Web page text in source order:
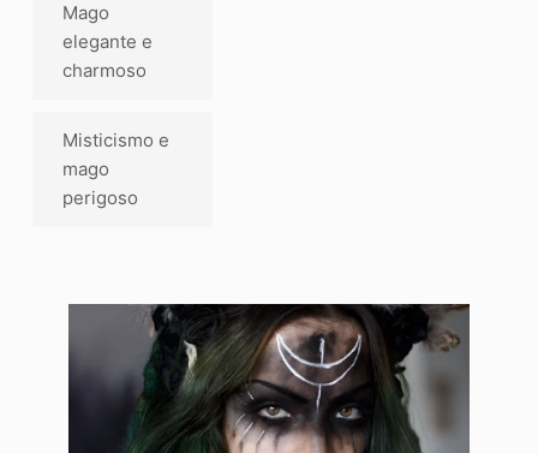
Mago
elegante e
charmoso
Misticismo e
mago
perigoso